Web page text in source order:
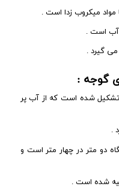
میکروب زدا است .
آب است .
گیرد .
گوجه :
شده است که از آب پر
.
دو متر در چهار متر است و
شده است .